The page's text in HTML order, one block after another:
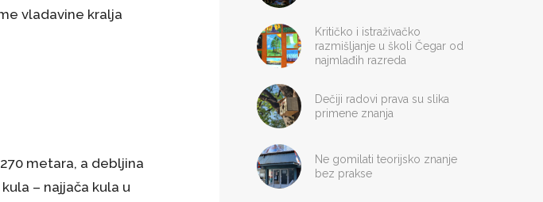
vladavine kralja
metara, a debljina
– najjača kula u
Kritičko i istraživačko
razmišljanje u školi Čegar od
najmlađih razreda
Dečiji radovi prava su slika
primene znanja
Ne gomilati teorijsko znanje
bez prakse